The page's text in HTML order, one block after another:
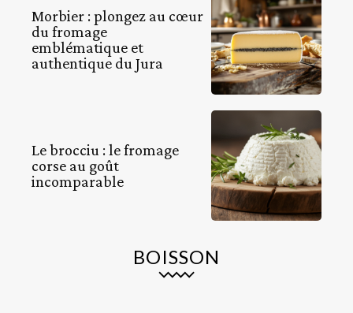
Morbier : plongez au cœur
du fromage
emblématique et
authentique du Jura
Le brocciu : le fromage
corse au goût
incomparable
BOISSON